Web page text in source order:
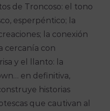
de Troncoso: el tono
esperpéntico; la
la conexión
cercanía con
y el llanto: la
en definitiva,
historias
que cautivan al